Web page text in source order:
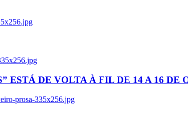
ESTÁ DE VOLTA À FIL DE 14 A 16 DE
prosa-335x256.jpg